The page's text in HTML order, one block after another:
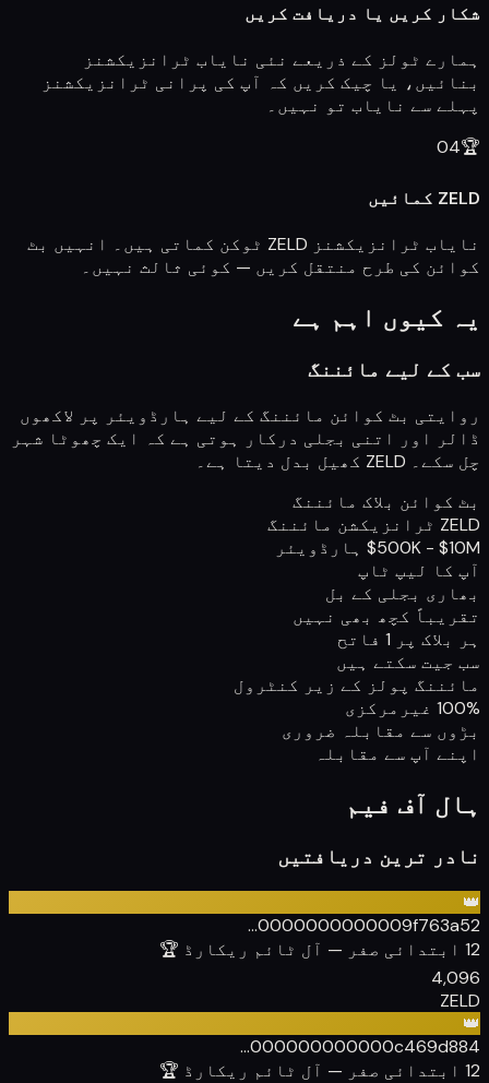
شکار کریں یا دریافت کریں
ہمارے ٹولز کے ذریعے نئی نایاب ٹرانزیکشنز
بنائیں، یا چیک کریں کہ آپ کی پرانی ٹرانزیکشنز
پہلے سے نایاب تو نہیں۔
🏆
04
ZELD کمائیں
نایاب ٹرانزیکشنز ZELD ٹوکن کماتی ہیں۔ انہیں بٹ
کوائن کی طرح منتقل کریں — کوئی ثالث نہیں۔
یہ کیوں اہم ہے
سب کے لیے مائننگ
روایتی بٹ کوائن مائننگ کے لیے ہارڈویئر پر لاکھوں
ڈالر اور اتنی بجلی درکار ہوتی ہے کہ ایک چھوٹا شہر
چل سکے۔ ZELD کھیل بدل دیتا ہے۔
بٹ کوائن بلاک مائننگ
ZELD ٹرانزیکشن مائننگ
$500K - $10M ہارڈویئر
آپ کا لیپ ٹاپ
بھاری بجلی کے بل
تقریباً کچھ بھی نہیں
ہر بلاک پر 1 فاتح
سب جیت سکتے ہیں
مائننگ پولز کے زیر کنٹرول
100% غیرمرکزی
بڑوں سے مقابلہ ضروری
اپنے آپ سے مقابلہ
ہال آف فیم
نادر ترین دریافتیں
👑
0000000000009f763a52...
12 ابتدائی صفر
— آل ٹائم ریکارڈ 🏆
4,096
ZELD
👑
000000000000c469d884...
12 ابتدائی صفر
— آل ٹائم ریکارڈ 🏆